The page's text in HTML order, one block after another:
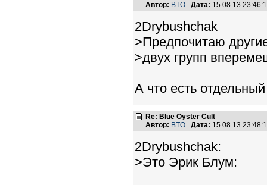
Автор: BTO Дата: 15.08.13
2Drybushchak
>Предпочитаю
>двух групп
А что есть
Re: Blue Oyster Cult
Автор: BTO Дата: 15.08.13
2Drybushchak:
>Это Эрик Блум: